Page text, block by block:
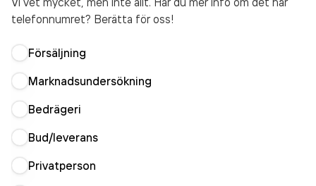
telefonnumret? Berätta för oss!
Försäljning
Marknadsundersökning
Bedrägeri
Bud/leverans
Privatperson